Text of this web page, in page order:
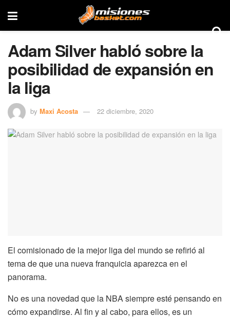
Adam Silver habló sobre la
posibilidad de expansión en
la liga
by Maxi Acosta 22 diciembre, 2020
El comisionado de la mejor liga del mundo se refirió al
tema de que una nueva franquicia aparezca en el
panorama.
No es una novedad que la NBA siempre esté pensando en
cómo expandirse. Al fin y al cabo, para ellos, es un